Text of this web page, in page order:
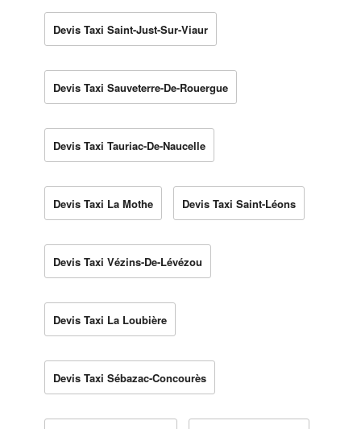
Devis Taxi Saint-Just-Sur-Viaur
Devis Taxi Sauveterre-De-Rouergue
Devis Taxi Tauriac-De-Naucelle
Devis Taxi La Mothe Devis Taxi Saint-Léons
Devis Taxi Vézins-De-Lévézou
Devis Taxi La Loubière
Devis Taxi Sébazac-Concourès